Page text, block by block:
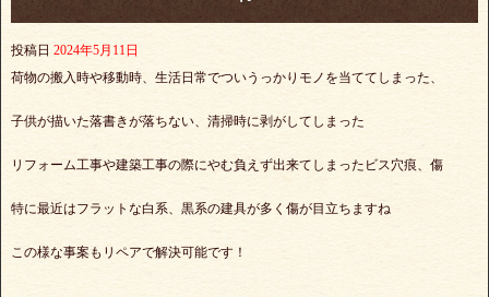
投稿日 2024年5月11日
荷物の搬入時や移動時、生活日常でついうっかりモノを当ててしまった、
子供が描いた落書きが落ちない、清掃時に剥がしてしまった
リフォーム工事や建築工事の際にやむ負えず出来てしまったビス穴痕、傷
特に最近はフラットな白系、黒系の建具が多く傷が目立ちますね
この様な事案もリペアで解決可能です！